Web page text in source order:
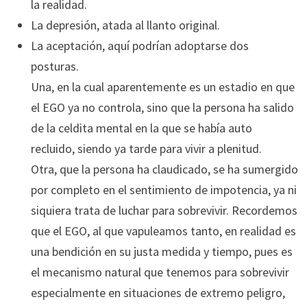
la realidad.
La depresión, atada al llanto original.
La aceptación, aquí podrían adoptarse dos
posturas.
Una, en la cual aparentemente es un estadio en que
el EGO ya no controla, sino que la persona ha salido
de la celdita mental en la que se había auto
recluido, siendo ya tarde para vivir a plenitud.
Otra, que la persona ha claudicado, se ha sumergido
por completo en el sentimiento de impotencia, ya ni
siquiera trata de luchar para sobrevivir. Recordemos
que el EGO, al que vapuleamos tanto, en realidad es
una bendición en su justa medida y tiempo, pues es
el mecanismo natural que tenemos para sobrevivir
especialmente en situaciones de extremo peligro,